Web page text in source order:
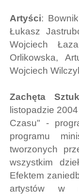
Artyści:
Łukasz
Wojciech
Orlikowska,
Wojciech
Zachęta
listopadzie
Czasu" -
programu
tworzonych
wszystkim
Efektem
artystów w